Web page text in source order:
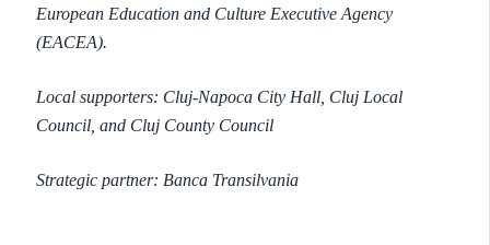
European Education and Culture Executive Agency
(EACEA).
Local supporters: Cluj-Napoca City Hall, Cluj Local
Council, and Cluj County Council
Strategic partner: Banca Transilvania